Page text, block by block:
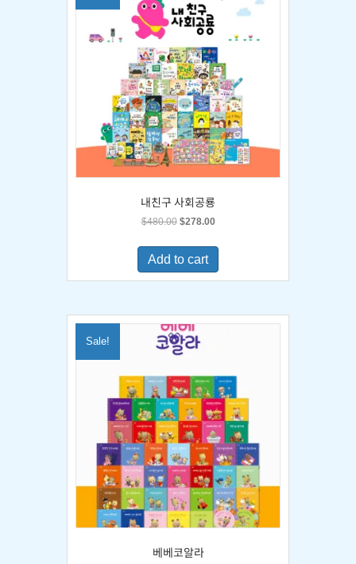
내친구 사회공룡
$480.00 Original
was:
$480.00.
$278.00Current
is:
Add to cart
Sale!
베베코알라